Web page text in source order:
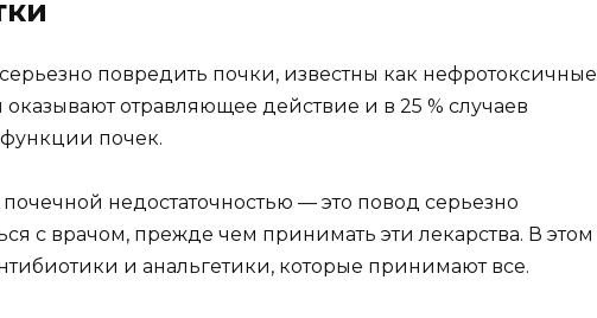
повредить почки, известны как нефротоксичные
отравляющее действие и в 25 % случаев
почек.
недостаточностью — это повод серьезно
с врачом, прежде чем принимать эти лекарства. В этом
и анальгетики, которые принимают все.